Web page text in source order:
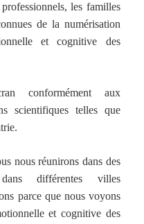
les familles
de la numérisation
et cognitive des
conformément aux
scientifiques telles que
nous réunirons dans des
dans différentes villes
parce que nous voyons
et cognitive des